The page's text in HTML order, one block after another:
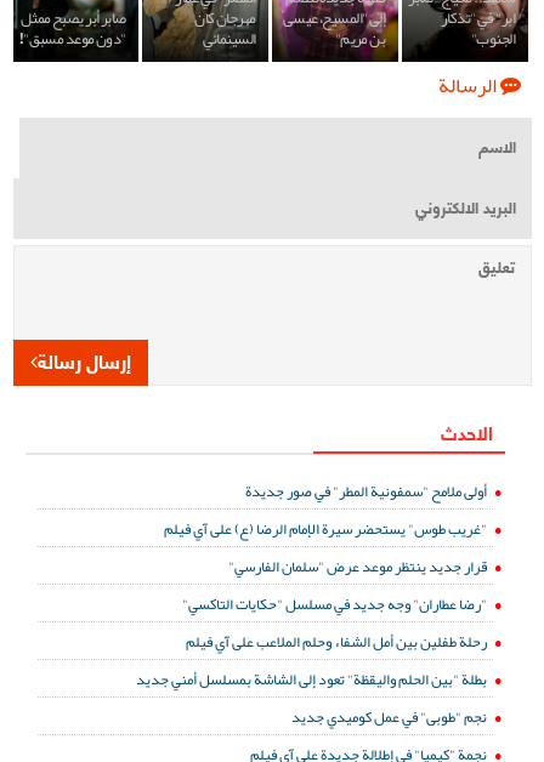
ابر" في "تذكار
الجنوب"
إلى "المسيح، عيسى
بن مريم"
مهرجان كان
السينمائي
صابر أبر يصبح ممثل
"دون موعد مسبق"!
الرسالة
إرسال رسالة
الاحدث
أولى ملامح "سمفونية المطر" في صور جديدة
"غريب طوس" يستحضر سيرة الإمام الرضا (ع) على آي فيلم
قرار جديد ينتظر موعد عرض "سلمان الفارسي"
"رضا عطاران" وجه جديد في مسلسل "حكايات التاكسي"
رحلة طفلين بين أمل الشفاء وحلم الملاعب على آي فيلم
بطلة "بين الحلم واليقظة" تعود إلى الشاشة بمسلسل أمني جديد
نجم "طوبى" في عمل كوميدي جديد
نجمة "كيميا" في إطلالة جديدة على آي فيلم